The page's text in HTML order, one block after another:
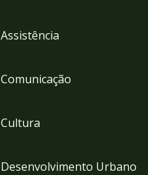
Assistência
Comunicação
Cultura
Desenvolvimento Urbano